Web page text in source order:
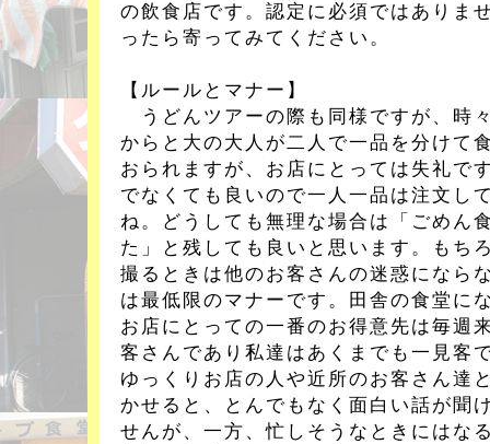
の飲食店です。認定に必須ではありま
ったら寄ってみてください。
【ルールとマナー】
うどんツアーの際も同様ですが、時
からと大の大人が二人で一品を分けて
おられますが、お店にとっては失礼で
でなくても良いので一人一品は注文し
ね。どうしても無理な場合は「ごめん
た」と残しても良いと思います。もち
撮るときは他のお客さんの迷惑になら
は最低限のマナーです。田舎の食堂に
お店にとっての一番のお得意先は毎週
客さんであり私達はあくまでも一見客
ゆっくりお店の人や近所のお客さん達
かせると、とんでもなく面白い話が聞
せんが、一方、忙しそうなときにはな